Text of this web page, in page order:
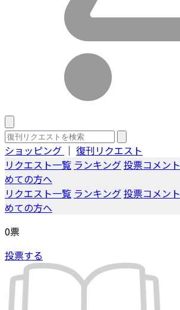
ショッピング ｜ 復刊リクエスト
リクエスト一覧 ランキング投票コメント
めての方へ
リクエスト一覧 ランキング投票コメント
めての方へ
0票
投票する